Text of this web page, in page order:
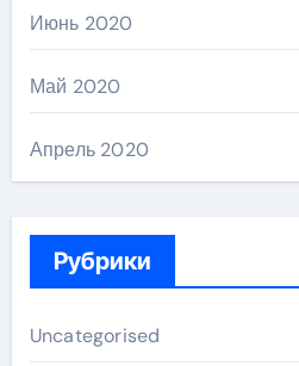
Июнь 2020
Май 2020
Апрель 2020
Рубрики
Uncategorised